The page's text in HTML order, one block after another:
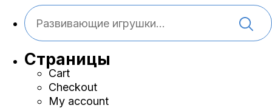
Страницы
Cart
Checkout
My account